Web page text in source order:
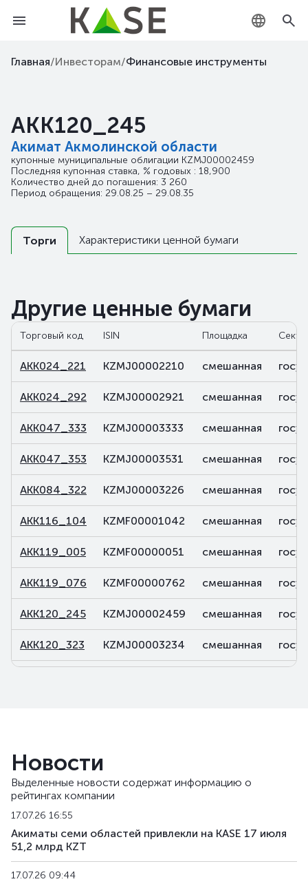
KZ
Главная/Инвесторам/Финансовые инструменты
AKK120_245
Акимат Акмолинской области
купонные муниципальные облигации KZMJ00002459
Последняя купонная ставка, % годовых : 18,900
Количество дней до погашения: 3 260
Период обращения: 29.08.25 – 29.08.35
Торги Характеристики ценной бумаги
Другие ценные бумаги
Торговый код ISIN Площадка
AKK024_221 KZMJ00002210 смешанная
AKK024_292 KZMJ00002921 смешанная
AKK047_333 KZMJ00003333 смешанная
AKK047_353 KZMJ00003531 смешанная
AKK084_322 KZMJ00003226 смешанная
AKK116_104 KZMF00001042 смешанная
AKK119_005 KZMF00000051 смешанная
AKK119_076 KZMF00000762 смешанная
AKK120_245 KZMJ00002459 смешанная
AKK120_323 KZMJ00003234 смешанная
AKK143_061
Новости
Выделенные новости содержат информацию о
рейтингах компании
17.07.26 16:55
Акиматы семи областей привлекли на KASE 17 июля
51,2 млрд KZT
17.07.26 09:44